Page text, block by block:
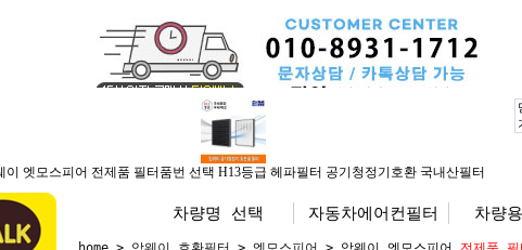
이 엣모스피어 전제품 필터품번 선택 H13등급 헤파필터 공기청정기호환 국내산필터
전체상품 위닉스
차량명 선택 자동차에어컨필터 차량